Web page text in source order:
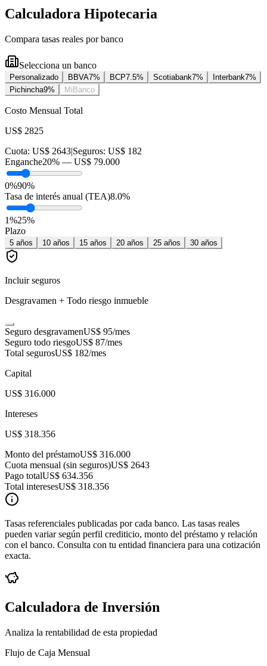
Calculadora Hipotecaria
Compara tasas reales por banco
Selecciona un banco
Personalizado BBVA7% BCP7.5% Scotiabank7% Interbank7%
Pichincha9% MiBanco
Costo Mensual Total
US$ 2825
Cuota: US$ 2643|Seguros: US$ 182
Enganche20% — US$ 79.000
0%90%
Tasa de interés anual (TEA)8.0%
1%25%
Plazo
5 años 10 años 15 años 20 años 25 años 30 años
Incluir seguros
Desgravamen + Todo riesgo inmueble
Seguro desgravamenUS$ 95/mes
Seguro todo riesgoUS$ 87/mes
Total segurosUS$ 182/mes
Capital
US$ 316.000
Intereses
US$ 318.356
Monto del préstamoUS$ 316.000
Cuota mensual (sin seguros)US$ 2643
Pago totalUS$ 634.356
Total interesesUS$ 318.356
Tasas referenciales publicadas por cada banco. Las tasas reales
pueden variar según perfil crediticio, monto del préstamo y relación
con el banco. Consulta con tu entidad financiera para una cotización
exacta.
Calculadora de Inversión
Analiza la rentabilidad de esta propiedad
Flujo de Caja Mensual